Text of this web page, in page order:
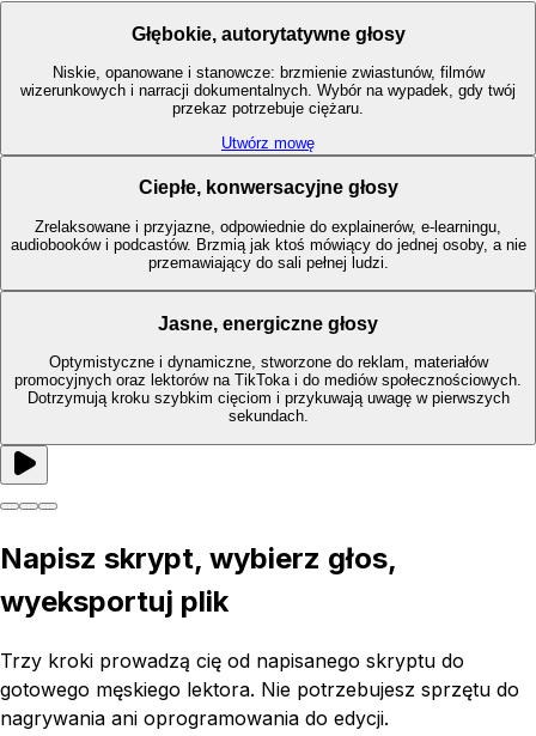
Głębokie, autorytatywne głosy
Niskie, opanowane i stanowcze: brzmienie zwiastunów, filmów
wizerunkowych i narracji dokumentalnych. Wybór na wypadek, gdy twój
przekaz potrzebuje ciężaru.
Utwórz mowę
Ciepłe, konwersacyjne głosy
Zrelaksowane i przyjazne, odpowiednie do explainerów, e-learningu,
audiobooków i podcastów. Brzmią jak ktoś mówiący do jednej osoby, a nie
przemawiający do sali pełnej ludzi.
Jasne, energiczne głosy
Optymistyczne i dynamiczne, stworzone do reklam, materiałów
promocyjnych oraz lektorów na TikToka i do mediów społecznościowych.
Dotrzymują kroku szybkim cięciom i przykuwają uwagę w pierwszych
sekundach.
Napisz skrypt, wybierz głos,
wyeksportuj plik
Trzy kroki prowadzą cię od napisanego skryptu do
gotowego męskiego lektora. Nie potrzebujesz sprzętu do
nagrywania ani oprogramowania do edycji.